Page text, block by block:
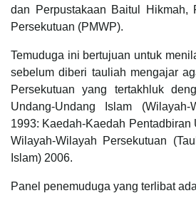
dan Perpustakaan Baitul Hikmah,
Persekutuan (PMWP).
Temuduga ini bertujuan untuk
sebelum diberi tauliah mengajar
Persekutuan yang tertakhluk
Undang-Undang Islam (Wilayah-
1993: Kaedah-Kaedah Pentadbiran
Wilayah-Wilayah Persekutuan
Islam) 2006.
Panel penemuduga yang terlibat